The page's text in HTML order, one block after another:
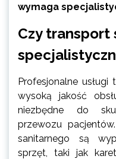
wymaga
Czy transport
Profesjonalne usługi
wysoką jakość
niezbędne do
przewozu
sanitarnego są
sprzęt, taki jak